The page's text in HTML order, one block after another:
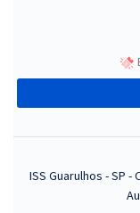
ISS Guarulhos - SP